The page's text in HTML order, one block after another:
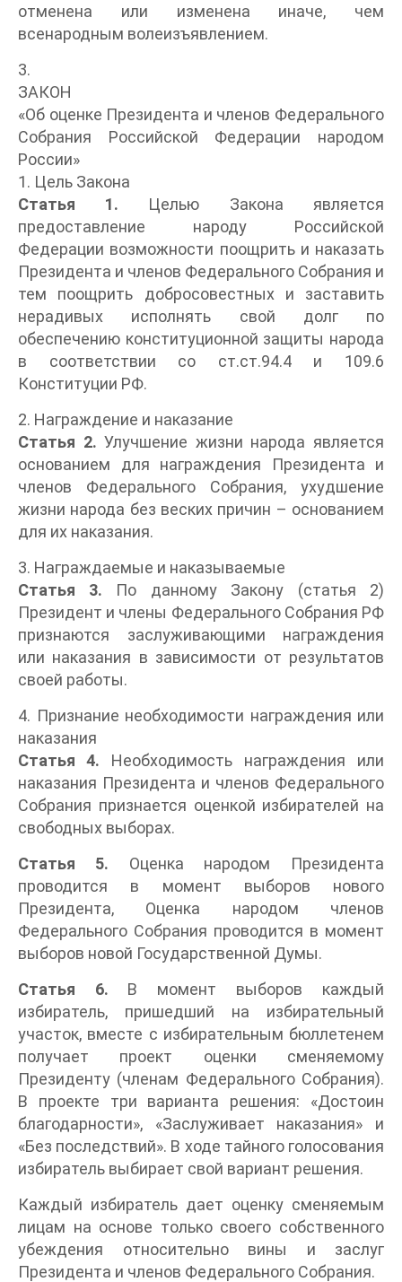
отменена или изменена иначе, чем
всенародным волеизъявлением.
3.
ЗАКОН
«Об оценке Президента и членов Федерального
Собрания Российской Федерации народом
России»
1. Цель Закона
Статья 1. Целью Закона является
предоставление народу Российской
Федерации возможности поощрить и наказать
Президента и членов Федерального Собрания и
тем поощрить добросовестных и заставить
нерадивых исполнять свой долг по
обеспечению конституционной защиты народа
в соответствии со ст.ст.94.4 и 109.6
Конституции РФ.
2. Награждение и наказание
Статья 2. Улучшение жизни народа является
основанием для награждения Президента и
членов Федерального Собрания, ухудшение
жизни народа без веских причин – основанием
для их наказания.
3. Награждаемые и наказываемые
Статья 3. По данному Закону (статья 2)
Президент и члены Федерального Собрания РФ
признаются заслуживающими награждения
или наказания в зависимости от результатов
своей работы.
4. Признание необходимости награждения или
наказания
Статья 4. Необходимость награждения или
наказания Президента и членов Федерального
Собрания признается оценкой избирателей на
свободных выборах.
Статья 5. Оценка народом Президента
проводится в момент выборов нового
Президента, Оценка народом членов
Федерального Собрания проводится в момент
выборов новой Государственной Думы.
Статья 6. В момент выборов каждый
избиратель, пришедший на избирательный
участок, вместе с избирательным бюллетенем
получает проект оценки сменяемому
Президенту (членам Федерального Собрания).
В проекте три варианта решения: «Достоин
благодарности», «Заслуживает наказания» и
«Без последствий». В ходе тайного голосования
избиратель выбирает свой вариант решения.
Каждый избиратель дает оценку сменяемым
лицам на основе только своего собственного
убеждения относительно вины и заслуг
Президента и членов Федерального Собрания.